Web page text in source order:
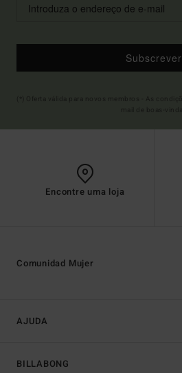
Subscrever
Encontre uma loja
AJUDA
BILLABONG
Comunidad Mujer